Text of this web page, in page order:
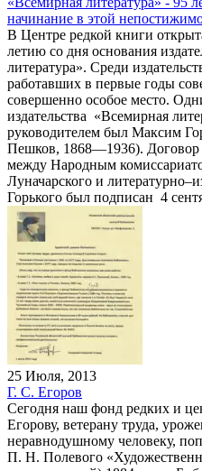
начинание в этой
В Центре редкой книги
летию со дня основания
литература». Среди
работавших в первые годы
совершенно особое место.
издательства «Всемирная
руководителем был Максим
Пешков, 1868—1936). Договор
между Народным
Луначарского и
Горького был подписан 4
25 Июля, 2013
Г. С. Егоров
Сегодня наш фонд редких и
Егорову, ветерану труда,
неравнодушному человеку,
П. Н. Полевого